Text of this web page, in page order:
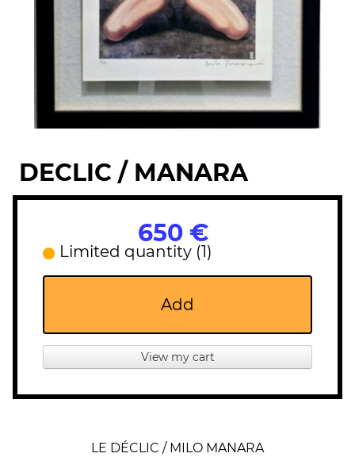
DECLIC / MANARA
650 €
Limited quantity (1)
Add
View my cart
LE DÉCLIC / MILO MANARA